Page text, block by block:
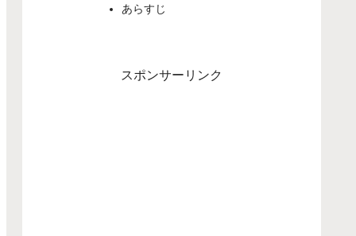
あらすじ
スポンサーリンク